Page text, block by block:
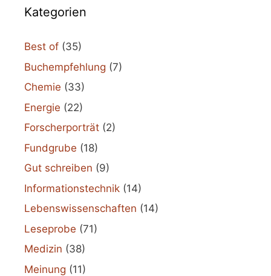
Kategorien
Best of (35)
Buchempfehlung (7)
Chemie (33)
Energie (22)
Forscherporträt (2)
Fundgrube (18)
Gut schreiben (9)
Informationstechnik (14)
Lebenswissenschaften (14)
Leseprobe (71)
Medizin (38)
Meinung (11)